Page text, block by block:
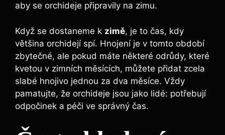
aby ​se orchideje připravily ⁣na‌ zimu.
Když se‌ dostaneme⁣ k zimě, je to čas, kdy
většina orchidejí spí. Hnojení je v tomto‌ období
zbytečné, ale pokud máte‌ některé odrůdy, ​které
kvetou⁢ v zimních měsících, můžete přidat zcela⁣
slabé hnojivo jednou za dva ​měsíce. Vždy
⁢pamatujte, že orchideje jsou jako lidé: potřebují⁣
odpočinek a péči ve ⁤správný čas.